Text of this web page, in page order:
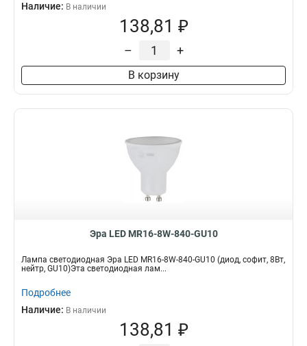
Наличие: В наличии
138,81 ₽
– +
В корзину
Эра LED MR16-8W-840-GU10
Лампа светодиодная Эра LED MR16-8W-840-GU10 (диод, софит, 8Вт,
нейтр, GU10)Эта светодиодная лам...
Подробнее
Наличие: В наличии
138,81 ₽